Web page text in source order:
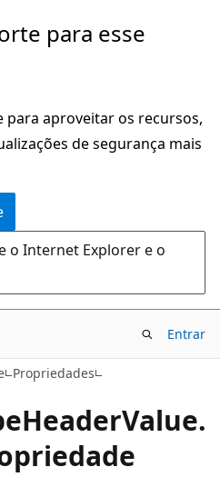
para esse
para aproveitar os recursos,
de segurança mais
o Internet Explorer e o
Entrar
Propriedades
HeaderValue.